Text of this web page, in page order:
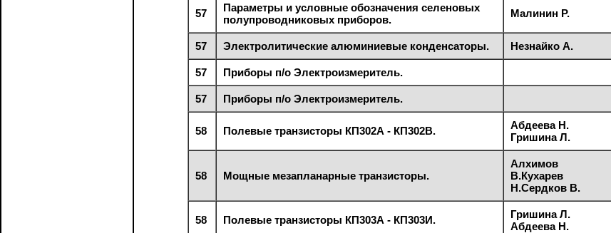
57
Параметры и условные обозначения селеновых
полупроводниковых приборов.
Малинин Р.
57 Электролитические алюминиевые конденсаторы. Незнайко А.
57 Приборы п/о Электроизмеритель.
57 Приборы п/о Электроизмеритель.
58 Полевые транзисторы КП302А - КП302В.
Абдеева Н.
Гришина Л.
58 Мощные мезапланарные транзисторы.
Алхимов
В.Кухарев
Н.Сердков В.
58 Полевые транзисторы КП303А - КП303И.
Гришина Л.
Абдеева Н.